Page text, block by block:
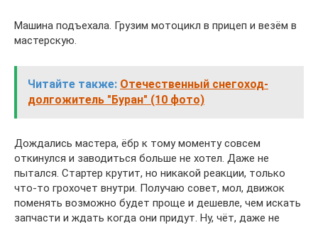
Машина подъехала. Грузим мотоцикл в прицеп и везём в
мастерскую.
Читайте также: Отечественный снегоход-
долгожитель "Буран" (10 фото)
Дождались мастера, ёбр к тому моменту совсем
откинулся и заводиться больше не хотел. Даже не
пытался. Стартер крутит, но никакой реакции, только
что-то грохочет внутри. Получаю совет, мол, движок
поменять возможно будет проще и дешевле, чем искать
запчасти и ждать когда они придут. Ну, чёт, даже не